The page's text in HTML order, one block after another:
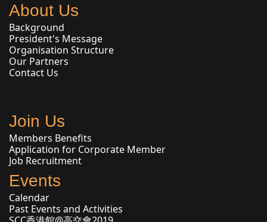
About Us
Background
President's Message
Organisation Structure
Our Partners
Contact Us
Join Us
Members Benefits
Application for Corporate Member
Job Recruitment
Events
Calendar
Past Events and Activities